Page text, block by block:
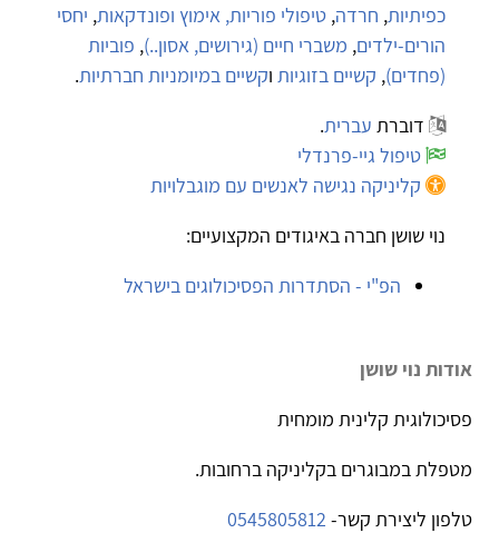
כפיתיות, חרדה, טיפולי פוריות, אימוץ ופונדקאות, יחסי
הורים-ילדים, משברי חיים (גירושים, אסון..), פוביות
(פחדים), קשיים בזוגיות וקשיים במיומניות חברתיות.
דוברת עברית.
טיפול גיי-פרנדלי
קליניקה נגישה לאנשים עם מוגבלויות
נוי שושן חברה באיגודים המקצועיים:
הפ"י - הסתדרות הפסיכולוגים בישראל
אודות נוי שושן
פסיכולוגית קלינית מומחית
מטפלת במבוגרים בקליניקה ברחובות.
טלפון ליצירת קשר- 0545805812